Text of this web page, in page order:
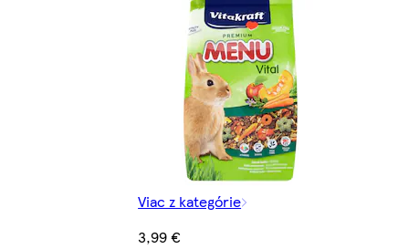
Viac z kategórie
3,99 €